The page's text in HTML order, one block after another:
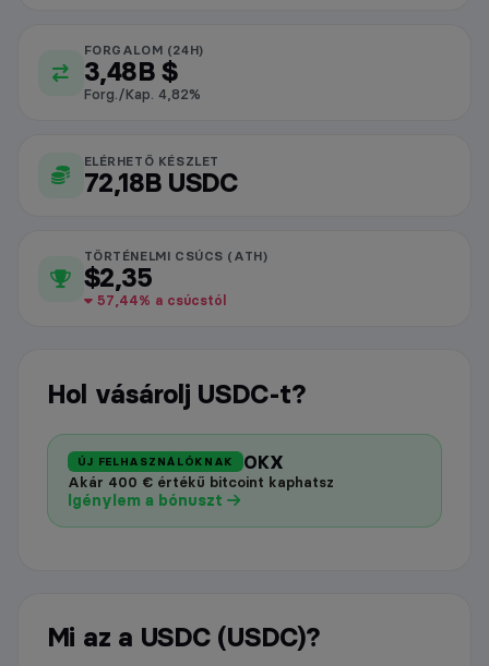
FORGALOM (24H)
3,48B $
Forg./Kap. 4,82%
ELÉRHETŐ KÉSZLET
72,18B USDC
TÖRTÉNELMI CSÚCS (ATH)
$2,35
57,44% a csúcstól
Hol vásárolj USDC-t?
ÚJ FELHASZNÁLÓKNAK OKX
Akár 400 € értékű bitcoint kaphatsz
Igénylem a bónuszt
Mi az a USDC (USDC)?